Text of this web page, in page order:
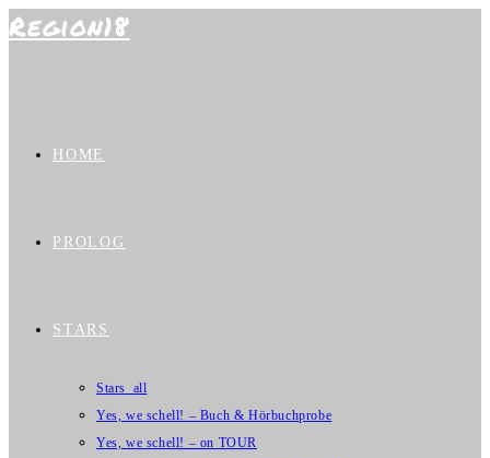
Zum
Region18
HOME
PROLOG
STARS
Stars_all
Yes, we schell! – Buch & Hörbuchprobe
Yes, we schell! – on TOUR